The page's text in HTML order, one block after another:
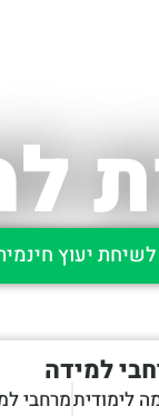
לשיחת יעוץ
למידה
לימודיתמרחבי